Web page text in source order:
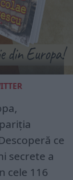
ce
secrete a
cele 116